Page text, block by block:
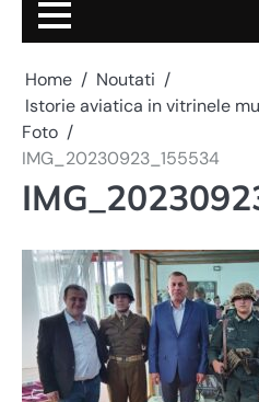
Home
Noutati
Istorie aviatica in vitrinele
Foto
IMG_20230923_155534